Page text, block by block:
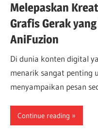
Melepaskan
Grafis Gerak
AniFuzion
Di dunia konten digital
menarik sangat penting
menyampaikan pesan
Continue reading